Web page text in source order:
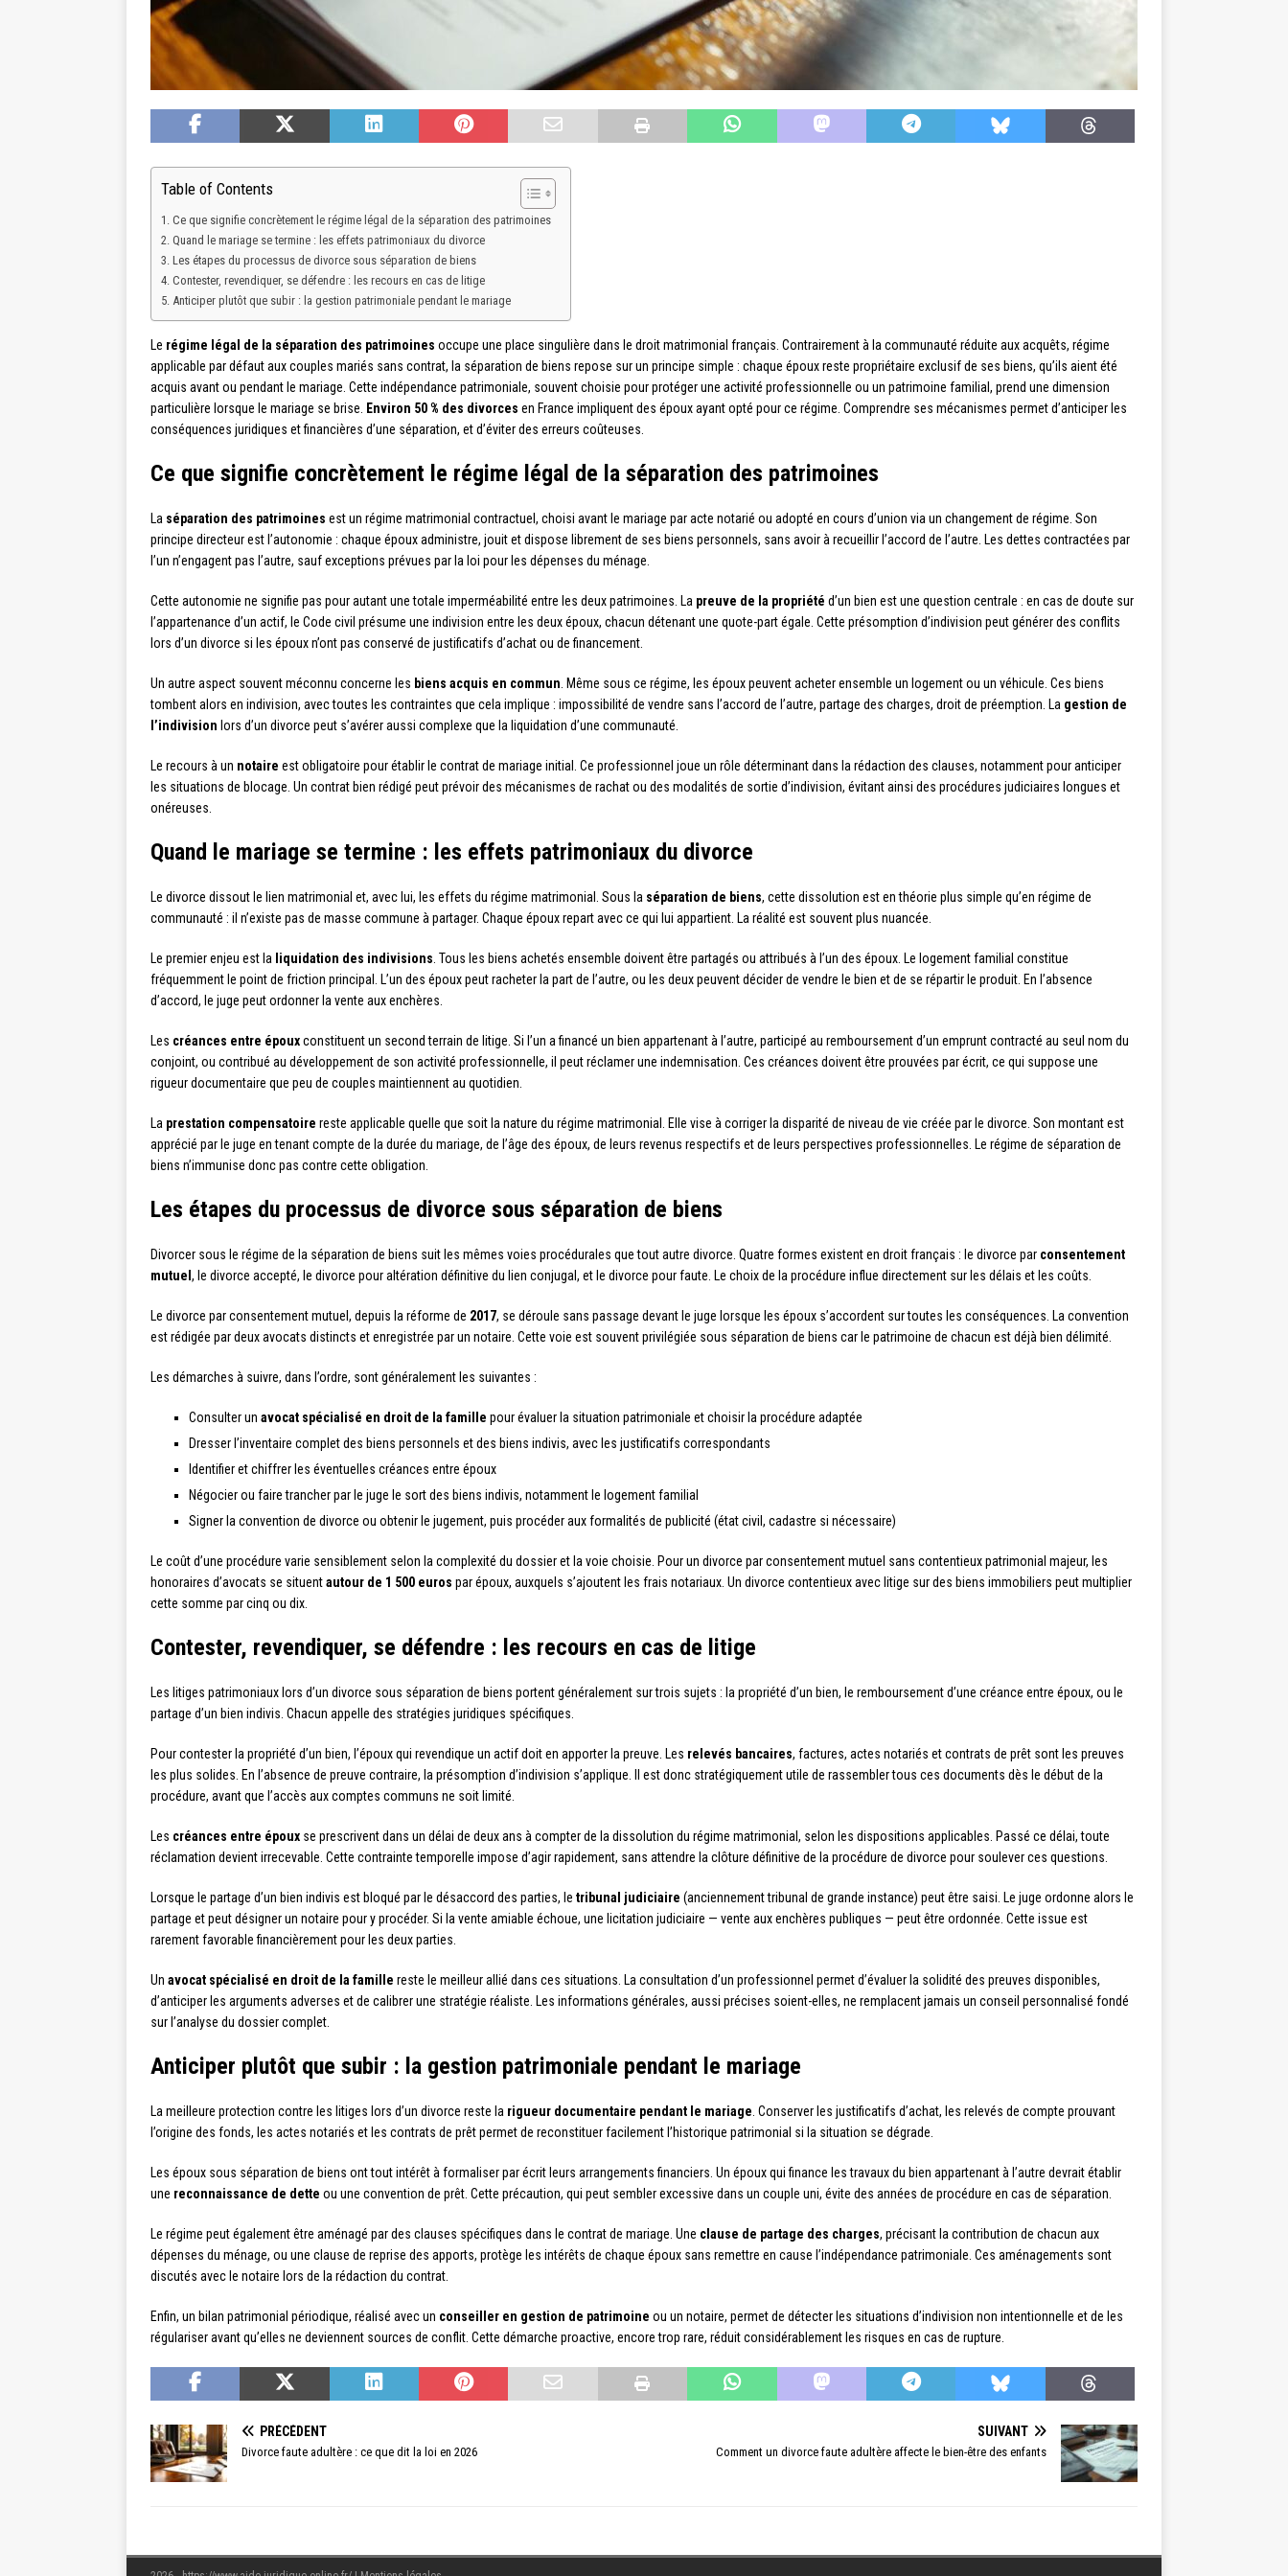
Table of Contents
Ce que signifie concrètement le régime légal de la séparation des patrimoines
Quand le mariage se termine : les effets patrimoniaux du divorce
Les étapes du processus de divorce sous séparation de biens
Contester, revendiquer, se défendre : les recours en cas de litige
Anticiper plutôt que subir : la gestion patrimoniale pendant le mariage
Le régime légal de la séparation des patrimoines occupe une place singulière dans le droit matrimonial français. Contrairement à la communauté réduite aux acquêts, régime
applicable par défaut aux couples mariés sans contrat, la séparation de biens repose sur un principe simple : chaque époux reste propriétaire exclusif de ses biens, qu’ils aient été
acquis avant ou pendant le mariage. Cette indépendance patrimoniale, souvent choisie pour protéger une activité professionnelle ou un patrimoine familial, prend une dimension
particulière lorsque le mariage se brise.
Environ 50 % des divorces en France impliquent des époux ayant opté pour ce régime. Comprendre ses mécanismes permet d’anticiper les
conséquences juridiques et financières d’une séparation, et d’éviter des erreurs coûteuses.
Ce que signifie concrètement le régime légal de la séparation des patrimoines
La séparation des patrimoines est un régime matrimonial contractuel, choisi avant le mariage par acte notarié ou adopté en cours d’union via un changement de régime. Son
principe directeur est l’autonomie : chaque époux administre, jouit et dispose librement de ses biens personnels, sans avoir à recueillir l’accord de l’autre. Les dettes contractées par
l’un n’engagent pas l’autre, sauf exceptions prévues par la loi pour les dépenses du ménage.
Cette autonomie ne signifie pas pour autant une totale imperméabilité entre les deux patrimoines. La preuve de la propriété d’un bien est une question centrale : en cas de doute sur
l’appartenance d’un actif, le Code civil présume une indivision entre les deux époux, chacun détenant une quote-part égale. Cette présomption d’indivision peut générer des conflits
lors d’un divorce si les époux n’ont pas conservé de justificatifs d’achat ou de financement.
Un autre aspect souvent méconnu concerne les biens acquis en commun . Même sous ce régime, les époux peuvent acheter ensemble un logement ou un véhicule. Ces biens
tombent alors en indivision, avec toutes les contraintes que cela implique : impossibilité de vendre sans l’accord de l’autre, partage des charges, droit de préemption. La gestion de
l’indivision lors d’un divorce peut s’avérer aussi complexe que la liquidation d’une communauté.
Le recours à un notaire est obligatoire pour établir le contrat de mariage initial. Ce professionnel joue un rôle déterminant dans la rédaction des clauses, notamment pour anticiper
les situations de blocage. Un contrat bien rédigé peut prévoir des mécanismes de rachat ou des modalités de sortie d’indivision, évitant ainsi des procédures judiciaires longues et
onéreuses.
Quand le mariage se termine : les effets patrimoniaux du divorce
Le divorce dissout le lien matrimonial et, avec lui, les effets du régime matrimonial. Sous la séparation de biens, cette dissolution est en théorie plus simple qu’en régime de
communauté : il n’existe pas de masse commune à partager. Chaque époux repart avec ce qui lui appartient. La réalité est souvent plus nuancée.
Le premier enjeu est la liquidation des indivisions . Tous les biens achetés ensemble doivent être partagés ou attribués à l’un des époux. Le logement familial constitue
fréquemment le point de friction principal. L’un des époux peut racheter la part de l’autre, ou les deux peuvent décider de vendre le bien et de se répartir le produit. En l’absence
d’accord, le juge peut ordonner la vente aux enchères.
Les créances entre épouxconstituent un second terrain de litige. Si l’un a financé un bien appartenant à l’autre, participé au remboursement d’un emprunt contracté au seul nom du
conjoint, ou contribué au développement de son activité professionnelle, il peut réclamer une indemnisation. Ces créances doivent être prouvées par écrit, ce qui suppose une
rigueur documentaire que peu de couples maintiennent au quotidien.
La prestation compensatoire reste applicable quelle que soit la nature du régime matrimonial. Elle vise à corriger la disparité de niveau de vie créée par le divorce. Son montant est
apprécié par le juge en tenant compte de la durée du mariage, de l’âge des époux, de leurs revenus respectifs et de leurs perspectives professionnelles. Le régime de séparation de
biens n’immunise donc pas contre cette obligation.
Les étapes du processus de divorce sous séparation de biens
Divorcer sous le régime de la séparation de biens suit les mêmes voies procédurales que tout autre divorce. Quatre formes existent en droit français : le divorce par consentement
mutuel , le divorce accepté, le divorce pour altération définitive du lien conjugal, et le divorce pour faute. Le choix de la procédure influe directement sur les délais et les coûts.
Le divorce par consentement mutuel, depuis la réforme de 2017, se déroule sans passage devant le juge lorsque les époux s’accordent sur toutes les conséquences. La convention
est rédigée par deux avocats distincts et enregistrée par un notaire. Cette voie est souvent privilégiée sous séparation de biens car le patrimoine de chacun est déjà bien délimité.
Les démarches à suivre, dans l’ordre, sont généralement les suivantes :
Consulter un avocat spécialisé en droit de la famille pour évaluer la situation patrimoniale et choisir la procédure adaptée
Dresser l’inventaire complet des biens personnels et des biens indivis, avec les justificatifs correspondants
Identifier et chiffrer les éventuelles créances entre époux
Négocier ou faire trancher par le juge le sort des biens indivis, notamment le logement familial
Signer la convention de divorce ou obtenir le jugement, puis procéder aux formalités de publicité (état civil, cadastre si nécessaire)
Le coût d’une procédure varie sensiblement selon la complexité du dossier et la voie choisie. Pour un divorce par consentement mutuel sans contentieux patrimonial majeur, les
honoraires d’avocats se situentautour de 1 500 euros par époux, auxquels s’ajoutent les frais notariaux. Un divorce contentieux avec litige sur des biens immobiliers peut multiplier
cette somme par cinq ou dix.
Contester, revendiquer, se défendre : les recours en cas de litige
Les litiges patrimoniaux lors d’un divorce sous séparation de biens portent généralement sur trois sujets : la propriété d’un bien, le remboursement d’une créance entre époux, ou le
partage d’un bien indivis. Chacun appelle des stratégies juridiques spécifiques.
Pour contester la propriété d’un bien, l’époux qui revendique un actif doit en apporter la preuve. Les relevés bancaires, factures, actes notariés et contrats de prêt sont les preuves
les plus solides. En l’absence de preuve contraire, la présomption d’indivision s’applique. Il est donc stratégiquement utile de rassembler tous ces documents dès le début de la
procédure, avant que l’accès aux comptes communs ne soit limité.
Les créances entre époux se prescrivent dans un délai de deux ans à compter de la dissolution du régime matrimonial, selon les dispositions applicables. Passé ce délai, toute
réclamation devient irrecevable. Cette contrainte temporelle impose d’agir rapidement, sans attendre la clôture définitive de la procédure de divorce pour soulever ces questions.
Lorsque le partage d’un bien indivis est bloqué par le désaccord des parties, le tribunal judiciaire (anciennement tribunal de grande instance) peut être saisi. Le juge ordonne alors le
partage et peut désigner un notaire pour y procéder. Si la vente amiable échoue, une licitation judiciaire — vente aux enchères publiques — peut être ordonnée. Cette issue est
rarement favorable financièrement pour les deux parties.
Un avocat spécialisé en droit de la famille reste le meilleur allié dans ces situations. La consultation d’un professionnel permet d’évaluer la solidité des preuves disponibles,
d’anticiper les arguments adverses et de calibrer une stratégie réaliste. Les informations générales, aussi précises soient-elles, ne remplacent jamais un conseil personnalisé fondé
sur l’analyse du dossier complet.
Anticiper plutôt que subir : la gestion patrimoniale pendant le mariage
La meilleure protection contre les litiges lors d’un divorce reste la rigueur documentaire pendant le mariage . Conserver les justificatifs d’achat, les relevés de compte prouvant
l’origine des fonds, les actes notariés et les contrats de prêt permet de reconstituer facilement l’historique patrimonial si la situation se dégrade.
Les époux sous séparation de biens ont tout intérêt à formaliser par écrit leurs arrangements financiers. Un époux qui finance les travaux du bien appartenant à l’autre devrait établir
une reconnaissance de dette ou une convention de prêt. Cette précaution, qui peut sembler excessive dans un couple uni, évite des années de procédure en cas de séparation.
Le régime peut également être aménagé par des clauses spécifiques dans le contrat de mariage. Une clause de partage des charges, précisant la contribution de chacun aux
dépenses du ménage, ou une clause de reprise des apports, protège les intérêts de chaque époux sans remettre en cause l’indépendance patrimoniale. Ces aménagements sont
discutés avec le notaire lors de la rédaction du contrat.
Enfin, un bilan patrimonial périodique, réalisé avec un conseiller en gestion de patrimoine ou un notaire, permet de détecter les situations d’indivision non intentionnelle et de les
régulariser avant qu’elles ne deviennent sources de conflit. Cette démarche proactive, encore trop rare, réduit considérablement les risques en cas de rupture.
PRÉCÉDENT
Divorce faute adultère : ce que dit la loi en 2026
SUIVANT
Comment un divorce faute adultère affecte le bien-être des enfants